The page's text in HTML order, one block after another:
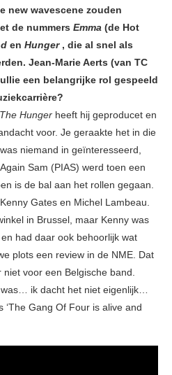
new wavescene zouden
de nummers Emma (de Hot
en Hunger, die al snel als
Jean-Marie Aerts (van TC
een belangrijke rol gespeeld
The Hunger heeft hij geproducet en
voor. Je geraakte het in die
niemand in geïnteresseerd,
Sam (PIAS) werd toen een
is de bal aan het rollen gegaan.
Gates en Michel Lambeau.
in Brussel, maar Kenny was
had daar ook behoorlijk wat
plots een review in de NME. Dat
voor een Belgische band.
ik dacht het niet eigenlijk…
‘The Gang Of Four is alive and